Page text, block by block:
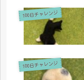
100日チャレンジ
100日チャレンジ